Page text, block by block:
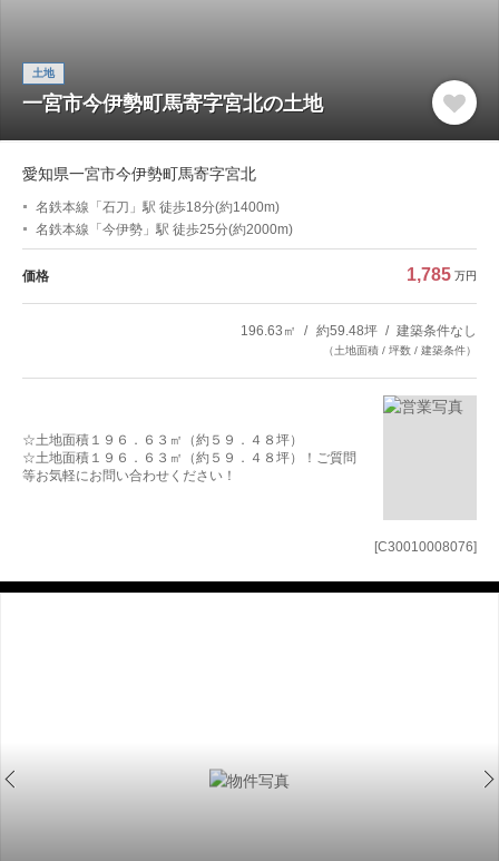
[C30010008076]
土地
一宮市今伊勢町馬寄字宮北の土地
愛知県一宮市今伊勢町馬寄字宮北
名鉄本線「石刀」駅 徒歩18分(約1400m)
名鉄本線「今伊勢」駅 徒歩25分(約2000m)
価格 1,785 万円
196.63㎡ 約59.48坪 建築条件なし
（土地面積 / 坪数 / 建築条件）
☆土地面積１９６．６３㎡（約５９．４８坪）
☆土地面積１９６．６３㎡（約５９．４８坪）！ご質問
等お気軽にお問い合わせください！